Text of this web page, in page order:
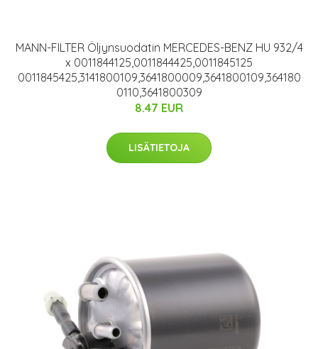
MANN-FILTER Öljynsuodatin MERCEDES-BENZ HU 932/4
x 0011844125,0011844425,0011845125
0011845425,3141800109,3641800009,3641800109,364180
0110,3641800309
8.47 EUR
LISÄTIETOJA